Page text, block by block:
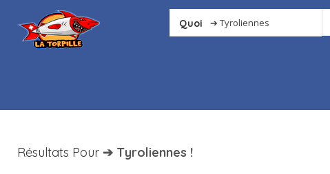
Quoi
Résultats Pour ➔ Tyroliennes !